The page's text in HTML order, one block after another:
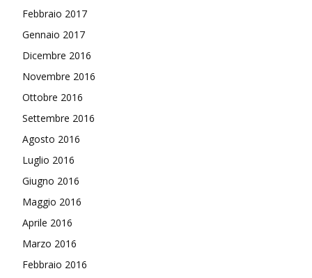
Febbraio 2017
Gennaio 2017
Dicembre 2016
Novembre 2016
Ottobre 2016
Settembre 2016
Agosto 2016
Luglio 2016
Giugno 2016
Maggio 2016
Aprile 2016
Marzo 2016
Febbraio 2016